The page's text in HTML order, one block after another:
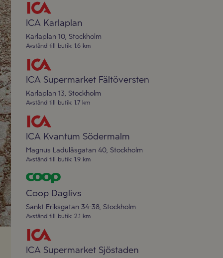
ICA Karlaplan
Karlaplan 10, Stockholm
Avstånd till butik: 1.6 km
ICA Supermarket Fältöversten
Karlaplan 13, Stockholm
Avstånd till butik: 1.7 km
ICA Kvantum Södermalm
Magnus Ladulåsgatan 40, Stockholm
Avstånd till butik: 1.9 km
Coop Daglivs
Sankt Eriksgatan 34-38, Stockholm
Avstånd till butik: 2.1 km
ICA Supermarket Sjöstaden